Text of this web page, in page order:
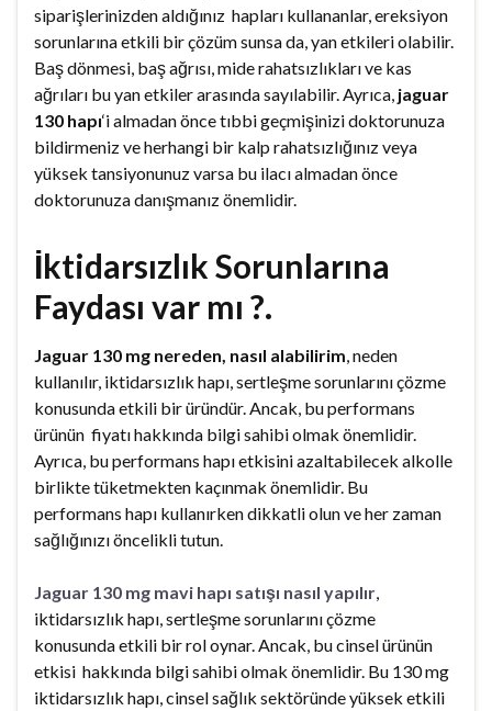
siparişlerinizden aldığınız hapları kullananlar, ereksiyon
sorunlarına etkili bir çözüm sunsa da, yan etkileri olabilir.
Baş dönmesi, baş ağrısı, mide rahatsızlıkları ve kas
ağrıları bu yan etkiler arasında sayılabilir. Ayrıca, jaguar
130 hapı‘i almadan önce tıbbi geçmişinizi doktorunuza
bildirmeniz ve herhangi bir kalp rahatsızlığınız veya
yüksek tansiyonunuz varsa bu ilacı almadan önce
doktorunuza danışmanız önemlidir.
İktidarsızlık Sorunlarına
Faydası var mı ?.
Jaguar 130 mg nereden, nasıl alabilirim, neden
kullanılır, iktidarsızlık hapı, sertleşme sorunlarını çözme
konusunda etkili bir üründür. Ancak, bu performans
ürünün fiyatı hakkında bilgi sahibi olmak önemlidir.
Ayrıca, bu performans hapı etkisini azaltabilecek alkolle
birlikte tüketmekten kaçınmak önemlidir. Bu
performans hapı kullanırken dikkatli olun ve her zaman
sağlığınızı öncelikli tutun.
Jaguar 130 mg mavi hapı satışı nasıl yapılır,
iktidarsızlık hapı, sertleşme sorunlarını çözme
konusunda etkili bir rol oynar. Ancak, bu cinsel ürünün
etkisi hakkında bilgi sahibi olmak önemlidir. Bu 130 mg
iktidarsızlık hapı, cinsel sağlık sektöründe yüksek etkili